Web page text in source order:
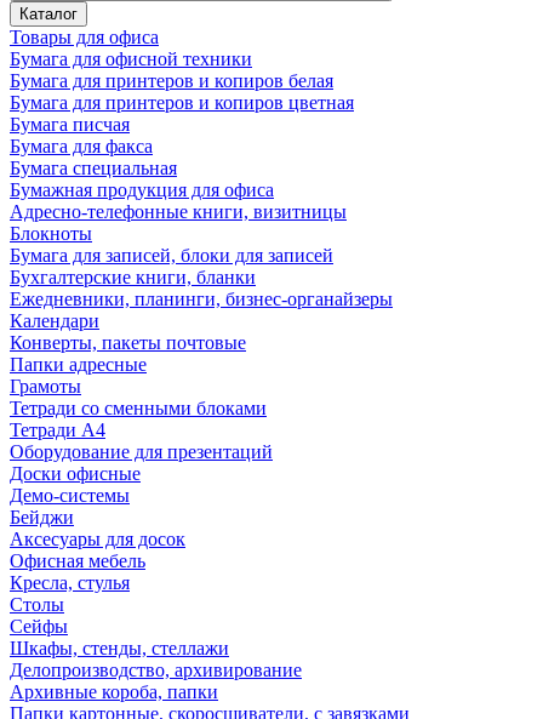
Каталог
Товары для офиса
Бумага для офисной техники
Бумага для принтеров и копиров белая
Бумага для принтеров и копиров цветная
Бумага писчая
Бумага для факса
Бумага специальная
Бумажная продукция для офиса
Адресно-телефонные книги, визитницы
Блокноты
Бумага для записей, блоки для записей
Бухгалтерские книги, бланки
Ежедневники, планинги, бизнес-органайзеры
Календари
Конверты, пакеты почтовые
Папки адресные
Грамоты
Тетради со сменными блоками
Тетради А4
Оборудование для презентаций
Доски офисные
Демо-системы
Бейджи
Аксесуары для досок
Офисная мебель
Кресла, стулья
Столы
Сейфы
Шкафы, стенды, стеллажи
Делопроизводство, архивирование
Архивные короба, папки
Папки картонные, скоросшиватели, с завязками